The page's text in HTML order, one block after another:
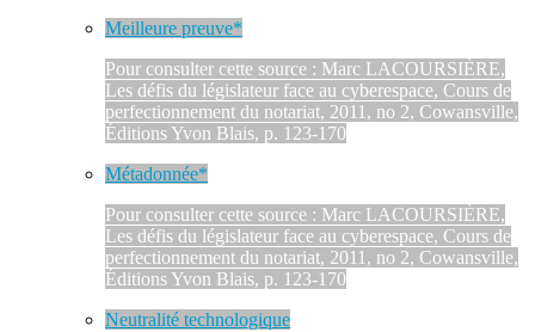
Meilleure preuve*
Pour consulter cette source : Marc LACOURSIÈRE,
Les défis du législateur face au cyberespace, Cours de
perfectionnement du notariat, 2011, no 2, Cowansville,
Éditions Yvon Blais, p. 123-170
Métadonnée*
Pour consulter cette source : Marc LACOURSIÈRE,
Les défis du législateur face au cyberespace, Cours de
perfectionnement du notariat, 2011, no 2, Cowansville,
Éditions Yvon Blais, p. 123-170
Neutralité technologique